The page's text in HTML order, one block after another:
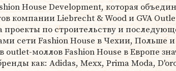
House Development, которая
компании Liebrecht & Wood и GVA
проекты по строительству и
сети Fashion House в Чехии, Польше
outlet-моллов Fashion House в Европе
как: Adidas, Mexx, Prima Moda,